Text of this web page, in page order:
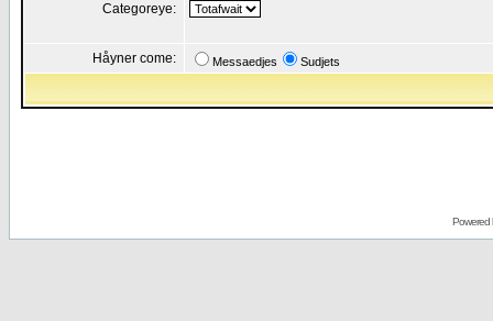
Categoreye:
Håyner come: Messaedjes Sudjets
Powered